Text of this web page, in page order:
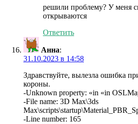
решили проблему? У меня
открываются
Ответить
Анна:
31.10.2023 в 14:58
Здравствуйте, вылезла ошибка
короны.
-Unknown property: «in «in
-File name: 3D Max\3ds
-Line number: 165